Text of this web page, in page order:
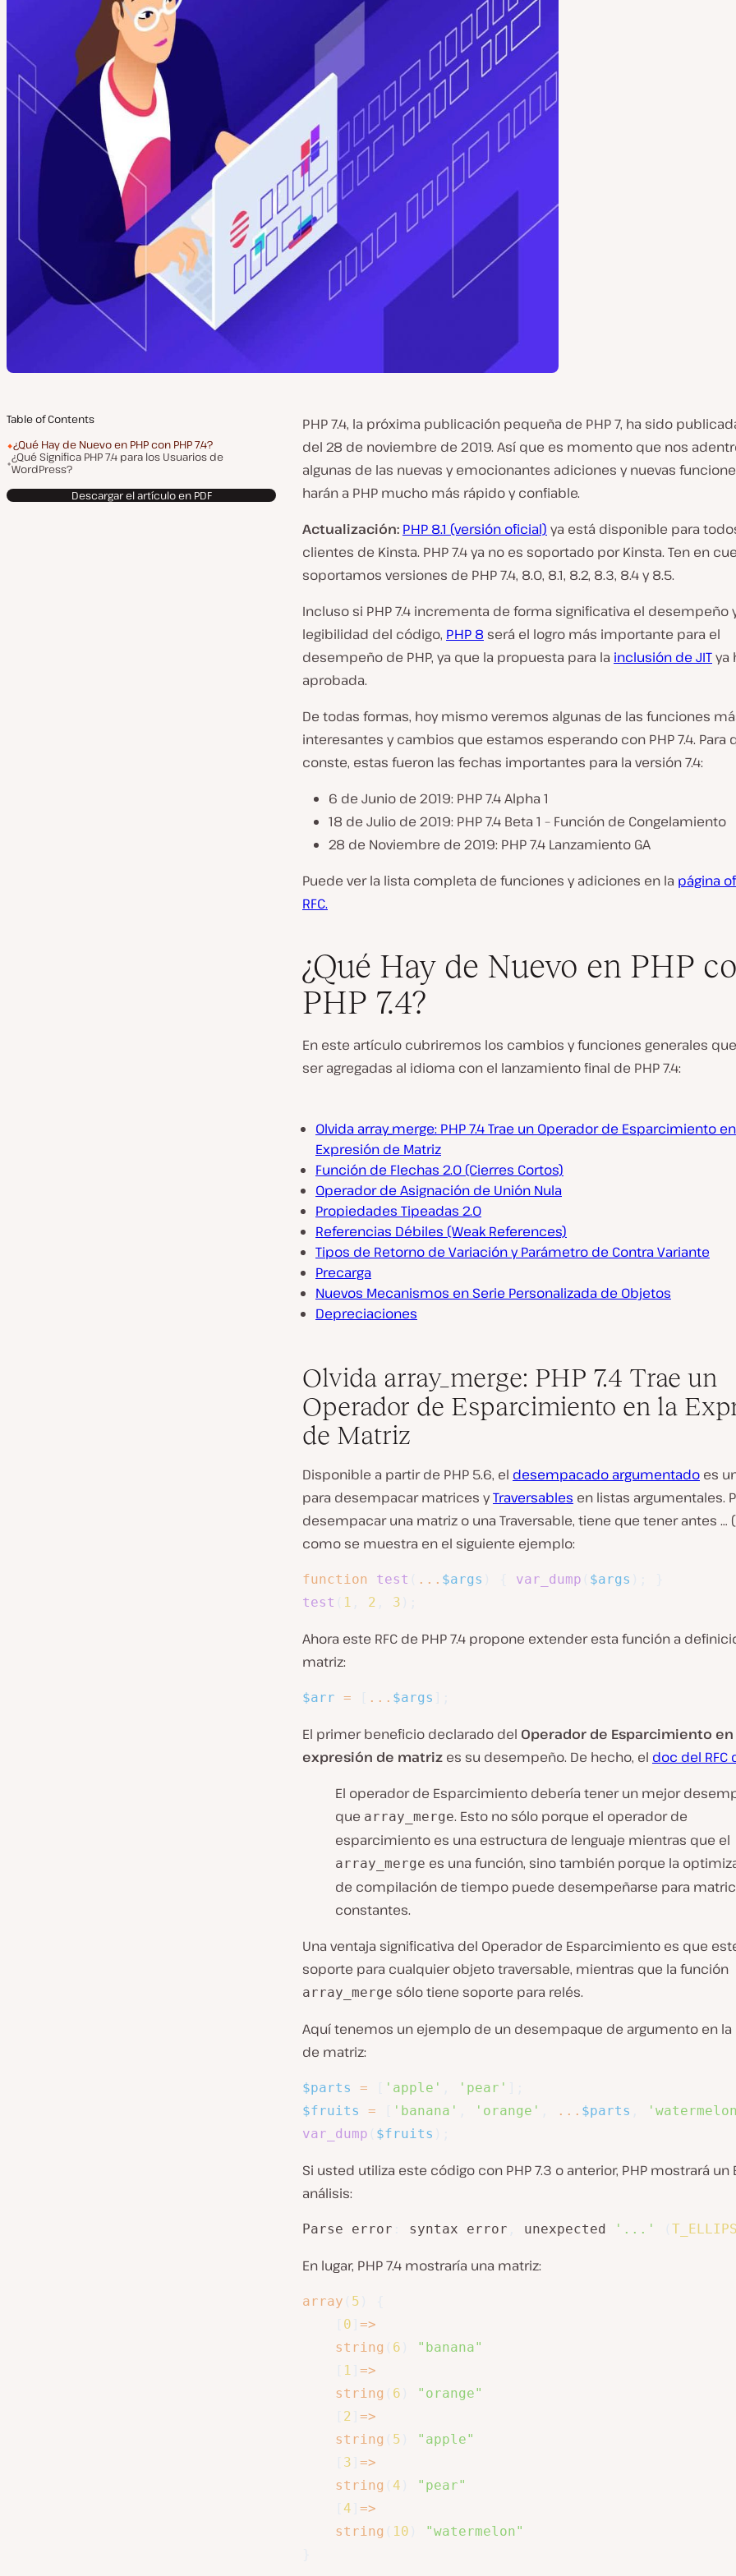
Table of Contents
¿Qué Hay de Nuevo en PHP con PHP 7.4?
¿Qué Significa PHP 7.4 para los Usuarios de
WordPress?
Descargar el artículo en PDF
PHP 7.4, la próxima publicación pequeña de PHP 7, ha sido
del 28 de noviembre de 2019. Así que es momento que nos
algunas de las nuevas y emocionantes adiciones y nuevas
harán a PHP mucho más rápido y confiable.
Actualización: PHP 8.1 (versión oficial) ya está disponible para
clientes de Kinsta. PHP 7.4 ya no es soportado por Kinsta. Ten en
soportamos versiones de PHP 7.4, 8.0, 8.1, 8.2, 8.3, 8.4 y 8.5.
Incluso si PHP 7.4 incrementa de forma significativa el desempeño
legibilidad del código, PHP 8 será el logro más importante para el
desempeño de PHP, ya que la propuesta para la inclusión de JITya
aprobada.
De todas formas, hoy mismo veremos algunas de las funciones
interesantes y cambios que estamos esperando con PHP 7.4. Para
conste, estas fueron las fechas importantes para la versión 7.4:
6 de Junio de 2019: PHP 7.4 Alpha 1
18 de Julio de 2019: PHP 7.4 Beta 1 – Función de Congelamiento
28 de Noviembre de 2019: PHP 7.4 Lanzamiento GA
Puede ver la lista completa de funciones y adiciones en la página
RFC.
¿Qué Hay de Nuevo en PHP
PHP 7.4?
En este artículo cubriremos los cambios y funciones generales
ser agregadas al idioma con el lanzamiento final de PHP 7.4:
Olvida array_merge: PHP 7.4 Trae un Operador de Esparcimiento
Expresión de Matriz
Función de Flechas 2.0 (Cierres Cortos)
Operador de Asignación de Unión Nula
Propiedades Tipeadas 2.0
Referencias Débiles (Weak References)
Tipos de Retorno de Variación y Parámetro de Contra Variante
Precarga
Nuevos Mecanismos en Serie Personalizada de Objetos
Depreciaciones
Olvida array_merge: PHP 7.4 Trae un
Operador de Esparcimiento en la
de Matriz
Disponible a partir de PHP 5.6, el desempacado argumentado es
para desempacar matrices yTraversables en listas argumentales.
desempacar una matriz o una Traversable, tiene que tener antes …
como se muestra en el siguiente ejemplo:
function test ... $args var_dump $args
test
1 2 3
Ahora este RFC de PHP 7.4 propone extender esta función a
matriz:
$arr = ... $args
El primer beneficio declarado del Operador de Esparcimiento en
expresión de matriz es su desempeño. De hecho, el doc del RFC
El operador de Esparcimiento debería tener un mejor
que array_merge. Esto no sólo porque el operador de
esparcimiento es una estructura de lenguaje mientras que el
array_merge es una función, sino también porque la
de compilación de tiempo puede desempeñarse para
constantes.
Una ventaja significativa del Operador de Esparcimiento es que
soporte para cualquier objeto traversable, mientras que la función
array_merge sólo tiene soporte para relés.
Aquí tenemos un ejemplo de un desempaque de argumento en
de matriz:
$parts = 'apple' 'pear'
$fruits
= 'banana' 'orange' ... $parts
var_dump
$fruits
Si usted utiliza este código con PHP 7.3 o anterior, PHP mostrará un
análisis:
Parse error syntax error unexpected '...'
En lugar, PHP 7.4 mostraría una matriz:
array 5
0 =>
string
6
"banana"
1 =>
string
6
"orange"
2 =>
string
5
"apple"
3 =>
string
4
"pear"
4 =>
string
10
"watermelon"